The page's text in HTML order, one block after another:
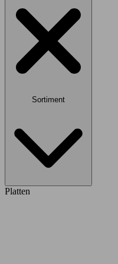
Sortiment
Platten